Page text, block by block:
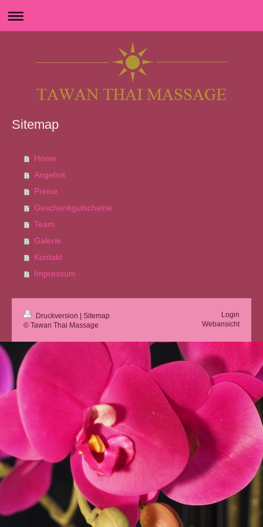
Sitemap
Home
Angebot
Preise
Geschenkgutscheine
Team
Galerie
Kontakt
Impressum
Druckversion
Sitemap
© Tawan Thai Massage
Login
Webansicht